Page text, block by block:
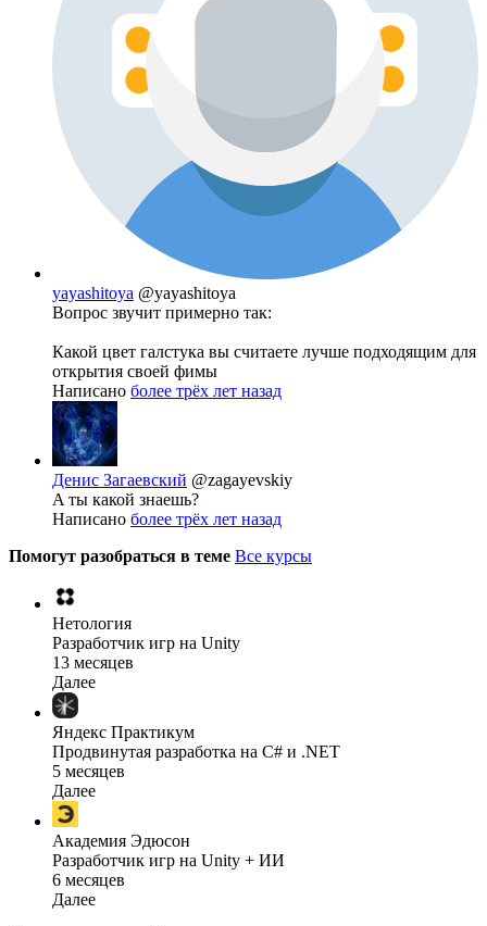
yayashitoya @yayashitoya
Вопрос звучит примерно так:
Какой цвет галстука вы считаете лучше подходящим для
открытия своей фимы
Написано более трёх лет назад
Денис Загаевский @zagayevskiy
A ты какой знаешь?
Написано более трёх лет назад
Помогут разобраться в теме Все курсы
Нетология
Разработчик игр на Unity
13 месяцев
Далее
Яндекс Практикум
Продвинутая разработка на C# и .NET
5 месяцев
Далее
Академия Эдюсон
Разработчик игр на Unity + ИИ
6 месяцев
Далее